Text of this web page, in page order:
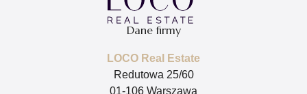
Dane firmy
LOCO Real Estate
Redutowa 25/60
01-106 Warszawa